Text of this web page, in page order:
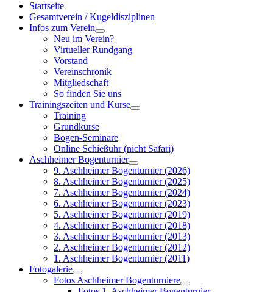
Startseite
Gesamtverein / Kugeldisziplinen
Infos zum Verein
Neu im Verein?
Virtueller Rundgang
Vorstand
Vereinschronik
Mitgliedschaft
So finden Sie uns
Trainingszeiten und Kurse
Training
Grundkurse
Bogen-Seminare
Online Schießuhr (nicht Safari)
Aschheimer Bogenturnier
9. Aschheimer Bogenturnier (2026)
8. Aschheimer Bogenturnier (2025)
7. Aschheimer Bogenturnier (2024)
6. Aschheimer Bogenturnier (2023)
5. Aschheimer Bogenturnier (2019)
4. Aschheimer Bogenturnier (2018)
3. Aschheimer Bogenturnier (2013)
2. Aschheimer Bogenturnier (2012)
1. Aschheimer Bogenturnier (2011)
Fotogalerie
Fotos Aschheimer Bogenturniere